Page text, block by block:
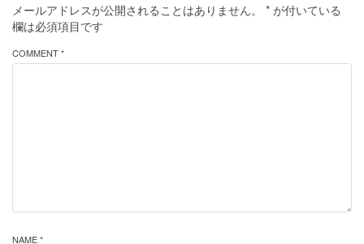
メールアドレスが公開されることはありません。 * が付いている
欄は必須項目です
COMMENT *
NAME *